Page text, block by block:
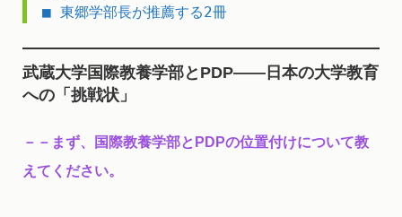
■ 東郷学部長が推薦する2冊
武蔵大学国際教養学部とPDP――日本の大学教育
への「挑戦状」
－－ まず、国際教養学部とPDPの位置付けについて教
えてください。